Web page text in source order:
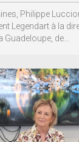
Philippe
Legendart à la
Guadeloupe, de...